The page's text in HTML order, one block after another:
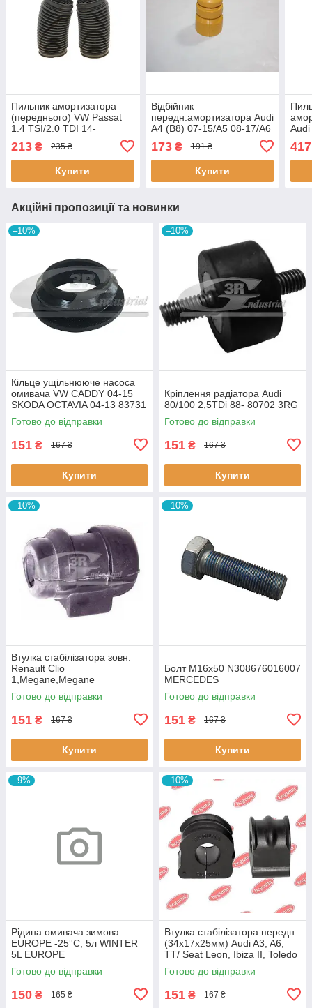
Пильник амортизатора
(переднього) VW Passat
1.4 TSI/2.0 TDI 14-
213 ₴ 235 ₴
Купити
Відбійник
передн.амортизатора Audi
A4 (B8) 07-15/A5 08-17/A6
AUTOMEGA
173₴ 191 ₴
Купити
417
Акційні пропозиції та новинки
–10%
Кiльце ущiльнююче насоса
омивача VW CADDY 04-15
SKODA OCTAVIA 04-13 83731
3RG
Готово до відправки
151 ₴ 167 ₴
Купити
–10%
Кріплення радіатора Audi
80/100 2,5TDi 88- 80702 3RG
Готово до відправки
151 ₴ 167 ₴
Купити
–10%
Втулка стабiлізатора зовн.
Renault Clio
1,Megane,Megane
Classic,Megane Scenic,R19
60643 3RG
Готово до відправки
151 ₴ 167 ₴
Купити
–10%
Болт M16x50 N308676016007
MERCEDES
Готово до відправки
151 ₴ 167 ₴
Купити
–9%
Рідина омивача зимова
EUROPE -25°C, 5л WINTER
5L EUROPE
Готово до відправки
150 ₴ 165 ₴
–10%
Втулка стабілізатора передн
(34х17х25мм) Audi A3, A6,
TT/ Seat Leon, Ibiza II, Toledo
II (BC0226) BCGUMA BC0226
BC GUMA
Готово до відправки
151 ₴ 167 ₴